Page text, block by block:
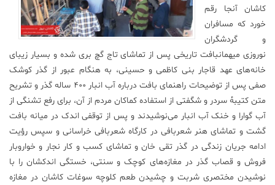
کاشان آنجا رقم
خورد که مسافران
و گردشگران
نوروزی میهمانبافت تاریخی پس از تماشای تاج گچ بری شده و بسیار زیبای
خانه‌های عهد قاجار بنی کاظمی و حسینی، به هنگام عبور از گذر کوشک
صفی پس از توضیحات راهنمای بافت درباره آب انبار ۴۰۰ ساله گذر و تشریح
متن کتیبهٔ سردر و شگفتی از استفاده کماکان مردم از آن، برای رفع تشنگی از
آب گوارا و خنک آب انبار می‌نوشیدند و پس از توقفی اندک در میانه بافت
گشت و تماشای هنر شعربافی در کارگاه شعربافی خراسانی و سپس رؤیت
ادامه جریان زندگی در گذر تقی خان و تماشای کسب و کار نجار و خواروبار
فروش و قصاب گذر در مغازه‌های کوچک و سنتی، خستگی اندکشان را با
نوشیدن مختصری شربت و چشیدن طعم کلوچه سوغات کاشان در مغازه